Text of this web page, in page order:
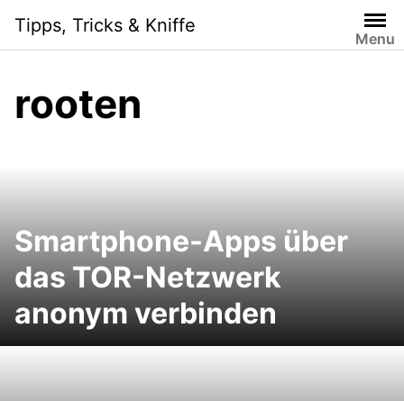
content
Tipps, Tricks & Kniffe
Menu
rooten
Smartphone-Apps über
das TOR-Netzwerk
anonym verbinden